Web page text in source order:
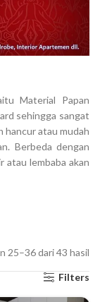
Material Papan
sehingga sangat
hancur atau mudah
Berbeda dengan
atau lembaba akan
25–36 dari 43 hasil
Filters